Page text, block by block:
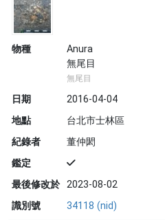
物種
Anura
無尾目
無尾目
日期
2016-04-04
地點
台北市士林區
紀錄者
董仲閎
鑑定
最後修改於 2023-08-02
識別號
34118 (nid)